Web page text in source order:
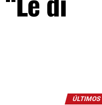
ÚLTIMOS